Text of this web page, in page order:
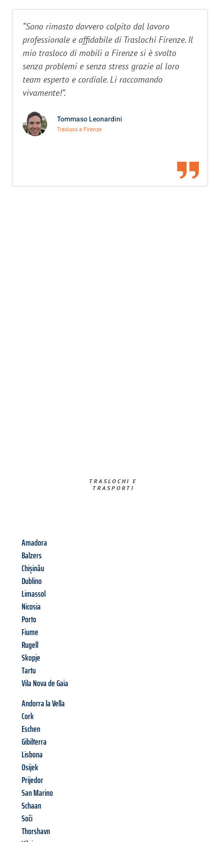
“Sono rimasto davvero colpito dal lavoro
professionale e affidabile di Traslochi Firenze. Il
mio trasloco di mobili a Firenze si è svolto
senza problemi e senza stress grazie al loro
team esperto e cordiale. Li raccomando
vivamente!”.
Tommaso Leonardini
Trasloco a Firenze
TRASLOCHI E
TRASPORTI​
Amadora
Balzers
Chișinău
Dublino
Limassol
Nicosia
Porto
Fiume
Rugell
Skopje
Tartu
Vila Nova de Gaia
Andorra la Vella
Cork
Eschen
Gibilterra
Lisbona
Osijek
Prijedor
San Marino
Schaan
Soči
Thorshavn